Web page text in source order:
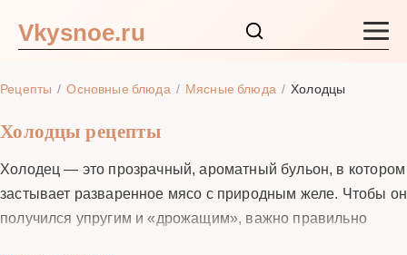
Vkysnoe.ru
Основные блюда
Супы
Ингредиенты
Рецепты Основные блюда Мясные блюда Холодцы
Холодцы рецепты
Холодец — это прозрачный, ароматный бульон, в котором
застывает разваренное мясо с природным желе. Чтобы он
получился упругим и «дрожащим», важно правильно